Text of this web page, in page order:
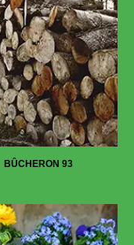
BÛCHERON 93